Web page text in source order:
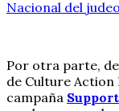
Nacional del
Por otra parte,
de Culture Action
campaña